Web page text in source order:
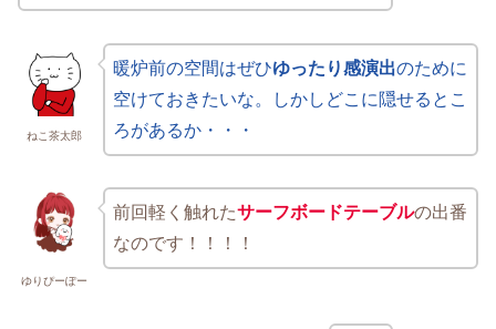
ねこ茶太郎
暖炉前の空間はぜひゆったり感演出のために
空けておきたいな。しかしどこに隠せるとこ
ろがあるか・・・
ゆりぴーぽー
前回軽く触れたサーフボードテーブルの出番
なのです！！！！